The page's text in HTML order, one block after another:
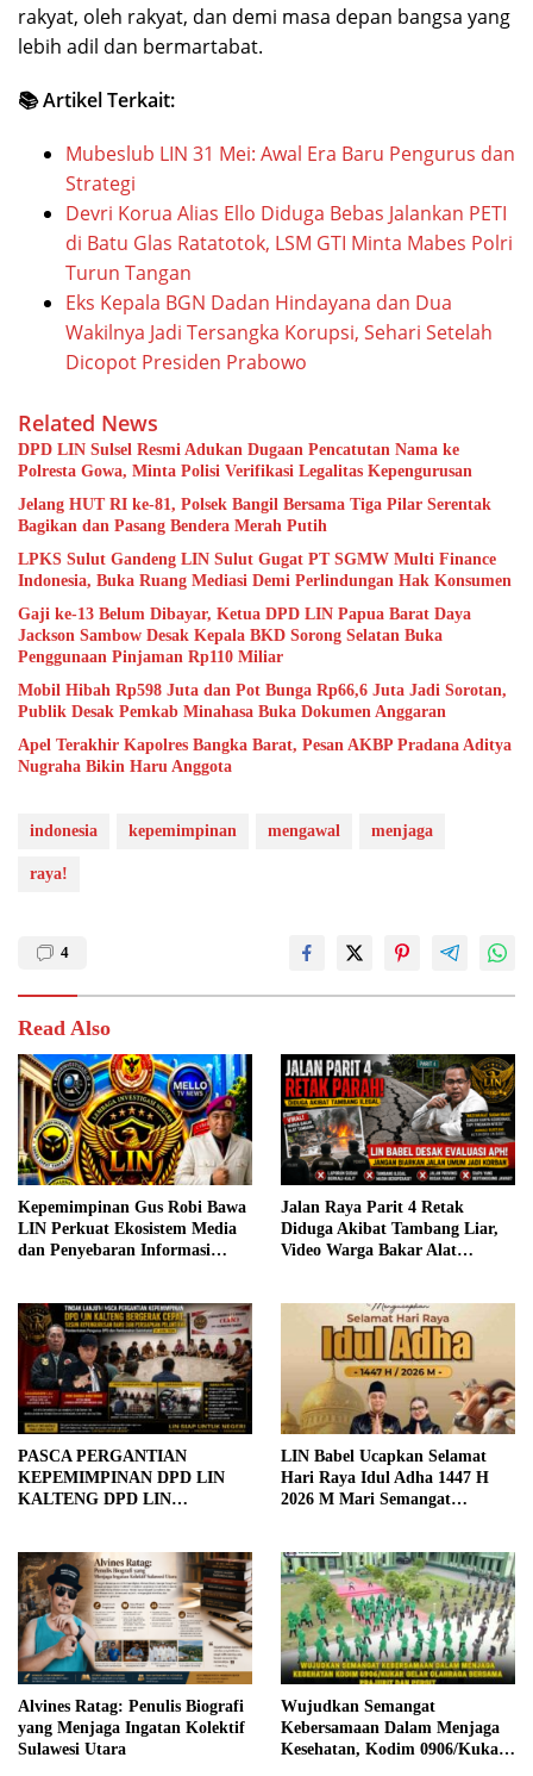
rakyat, oleh rakyat, dan demi masa depan bangsa yang
lebih adil dan bermartabat.
📚 Artikel Terkait:
Mubeslub LIN 31 Mei: Awal Era Baru Pengurus dan
Strategi
Devri Korua Alias Ello Diduga Bebas Jalankan PETI
di Batu Glas Ratatotok, LSM GTI Minta Mabes Polri
Turun Tangan
Eks Kepala BGN Dadan Hindayana dan Dua
Wakilnya Jadi Tersangka Korupsi, Sehari Setelah
Dicopot Presiden Prabowo
Related News
DPD LIN Sulsel Resmi Adukan Dugaan Pencatutan Nama ke
Polresta Gowa, Minta Polisi Verifikasi Legalitas Kepengurusan
Jelang HUT RI ke-81, Polsek Bangil Bersama Tiga Pilar Serentak
Bagikan dan Pasang Bendera Merah Putih
LPKS Sulut Gandeng LIN Sulut Gugat PT SGMW Multi Finance
Indonesia, Buka Ruang Mediasi Demi Perlindungan Hak Konsumen
Gaji ke-13 Belum Dibayar, Ketua DPD LIN Papua Barat Daya
Jackson Sambow Desak Kepala BKD Sorong Selatan Buka
Penggunaan Pinjaman Rp110 Miliar
Mobil Hibah Rp598 Juta dan Pot Bunga Rp66,6 Juta Jadi Sorotan,
Publik Desak Pemkab Minahasa Buka Dokumen Anggaran
Apel Terakhir Kapolres Bangka Barat, Pesan AKBP Pradana Aditya
Nugraha Bikin Haru Anggota
indonesia kepemimpinan mengawal menjaga
raya!
4
Read Also
Kepemimpinan Gus Robi Bawa
LIN Perkuat Ekosistem Media
dan Penyebaran Informasi
Jalan Raya Parit 4 Retak
Diduga Akibat Tambang Liar,
Video Warga Bakar Alat
PASCA PERGANTIAN
KEPEMIMPINAN DPD LIN
KALTENG DPD LIN
PERSIAPAN PELANTIKAN
TETAP BERJALAN SESUAI
ARAHAN DPP
LIN Babel Ucapkan Selamat
Hari Raya Idul Adha 1447 H
2026 M Mari Semangat
Alvines Ratag: Penulis Biografi
yang Menjaga Ingatan Kolektif
Sulawesi Utara
Wujudkan Semangat
Kebersamaan Dalam Menjaga
Kesehatan, Kodim 0906/Kukar